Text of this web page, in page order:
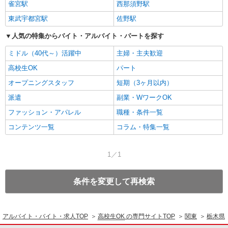
雀宮駅
西那須野駅
東武宇都宮駅
佐野駅
人気の特集からバイト・アルバイト・パートを探す
ミドル（40代～）活躍中
主婦・主夫歓迎
高校生OK
パート
オープニングスタッフ
短期（3ヶ月以内）
派遣
副業・WワークOK
ファッション・アパレル
職種・条件一覧
コンテンツ一覧
コラム・特集一覧
1／1
条件を変更して再検索
アルバイト・バイト・求人TOP 高校生OK の専門サイトTOP 関東 栃木県